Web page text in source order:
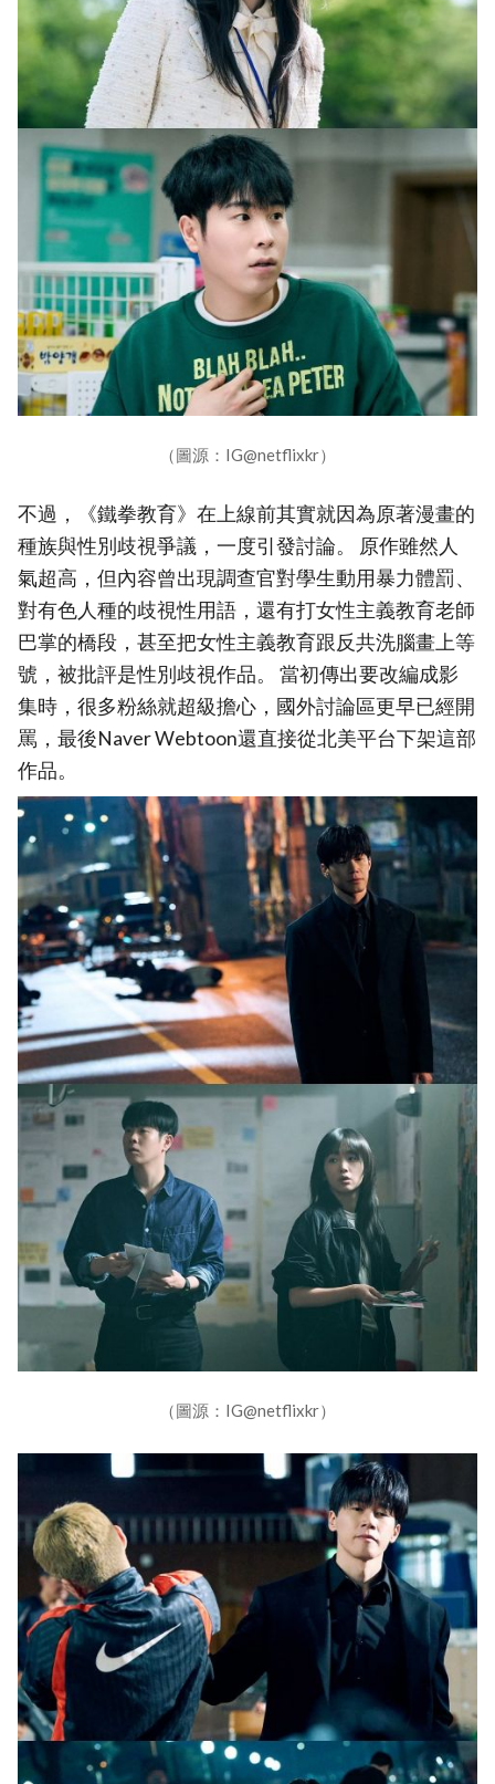
（圖源：IG@netflixkr）
不過，《鐵拳教育》在上線前其實就因為原著漫畫的
種族與性別歧視爭議，一度引發討論。 原作雖然人
氣超高，但內容曾出現調查官對學生動用暴力體罰、
對有色人種的歧視性用語，還有打女性主義教育老師
巴掌的橋段，甚至把女性主義教育跟反共洗腦畫上等
號，被批評是性別歧視作品。 當初傳出要改編成影
集時，很多粉絲就超級擔心，國外討論區更早已經開
罵，最後Naver Webtoon還直接從北美平台下架這部
作品。
（圖源：IG@netflixkr）